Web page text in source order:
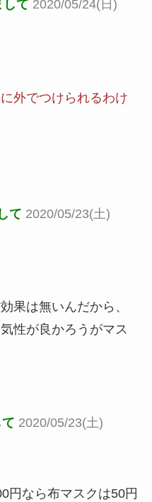
して 2020/05/24(日)
外でつけられるわけ
て 2020/05/23(土)
果は無いんだから、
性が良かろうがマス
2020/05/23(土)
円なら布マスクは50円